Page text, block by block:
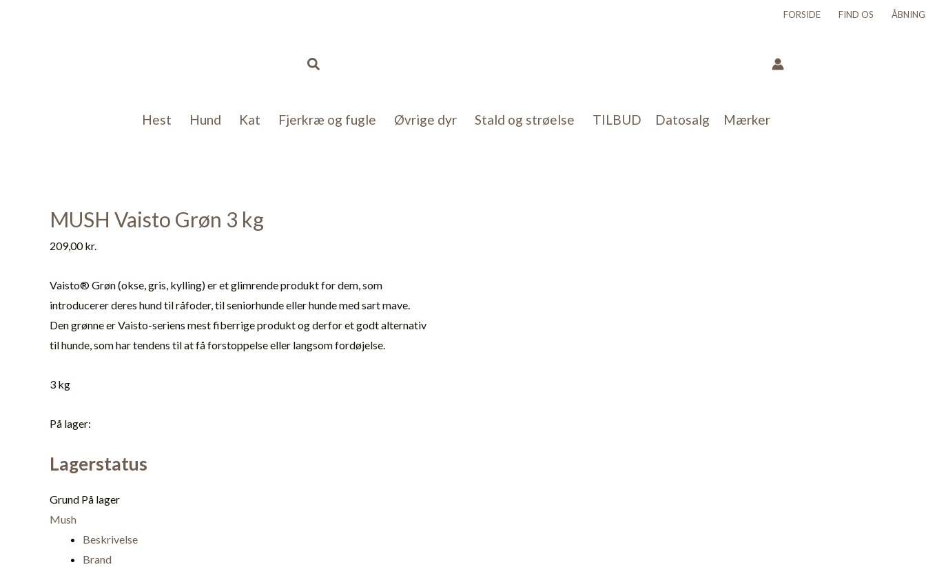
FORSIDE FIND OS
Søg
Hest Hund Kat Fjerkræ og fugle Øvrige dyr Stald og strøelse TILBUD Datosalg Mærker
MUSH Vaisto Grøn 3 kg
209,00kr.
Vaisto® Grøn (okse, gris, kylling) er et glimrende produkt for dem, som
introducerer deres hund til råfoder, til seniorhunde eller hunde med sart mave.
Den grønne er Vaisto-seriens mest fiberrige produkt og derfor et godt alternativ
til hunde, som har tendens til at få forstoppelse eller langsom fordøjelse.
3 kg
På lager:
Lagerstatus
Grund På lager
Mush
Beskrivelse
Brand